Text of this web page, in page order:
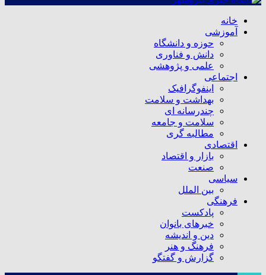
خانه
آموزشی
حوزه و دانشگاه
دانش و فناوری
علمی و پژوهشی
اجتماعی
اینفوگرافیک
بهداشت و سلامت
چندرسانه ای
سلامت و جامعه
مطالبه گری
اقتصادی
بازار و اقتصاد
صنعت
سیاسی
بین الملل
فرهنگی
پادکست
خبرهای بانوان
دین و اندیشه
فرهنگ و هنر
گزارش و گفتگو